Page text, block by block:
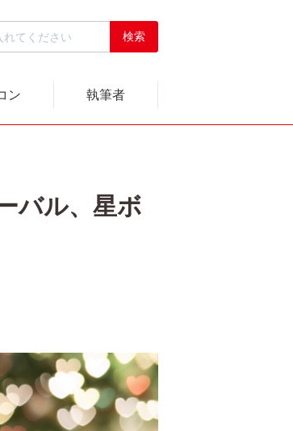
ン 執筆者
バル、星ボ